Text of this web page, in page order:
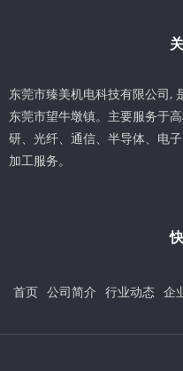
东莞市臻美机电科技有限公司,
东莞市望牛墩镇。主要服务于
研、光纤、通信、半导体、电
加工服务。
首页 公司简介 行业动态 企